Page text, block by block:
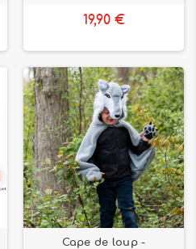
19,90 €
Cape de loup -